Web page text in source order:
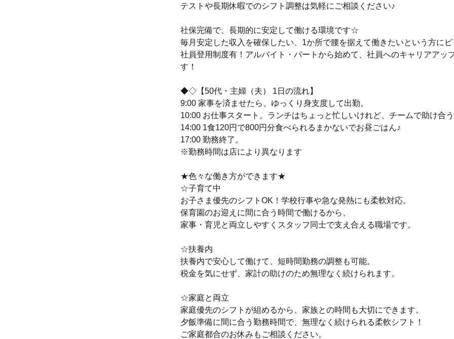
テストや長期休暇でのシフト調整は気軽にご相談ください♪
社保完備で、長期的に安定して働ける環境です☆
毎月安定した収入を確保したい、1か所で腰を据えて働きたいという方にピ
社員登用制度有！アルバイト・パートから始めて、社員へのキャリアアッ
す！
◆◇【50代・主婦（夫） 1日の流れ】
9:00 家事を済ませたら、ゆっくり身支度して出勤。
10:00 お仕事スタート。ランチはちょっと忙しいけれど、チームで助け合う
14:00 1食120円で800円分食べられるまかないでお昼ごはん♪
17:00 勤務終了。
※勤務時間は店により異なります
★色々な働き方ができます★
☆子育て中
お子さま優先のシフトOK！学校行事や急な発熱にも柔軟対応。
保育園のお迎えに間に合う時間で働けるから、
家事・育児と両立しやすくスタッフ同士で支え合える職場です。
☆扶養内
扶養内で安心して働けて、短時間勤務の調整も可能。
税金を気にせず、家計の助けのため無理なく続けられます。
☆家庭と両立
家庭優先のシフトが組めるから、家族との時間も大切にできます。
夕飯準備に間に合う勤務時間で、無理なく続けられる柔軟シフト！
ご家庭都合のお休みもご相談ください。